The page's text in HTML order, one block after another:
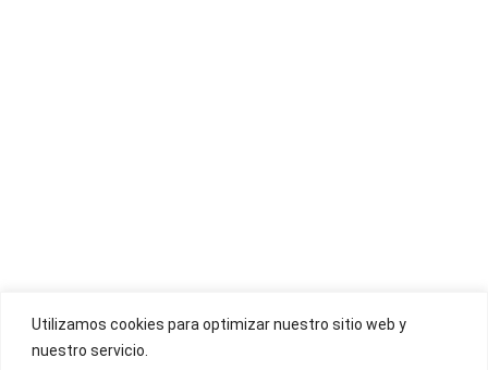
Utilizamos cookies para optimizar nuestro sitio web y
nuestro servicio.